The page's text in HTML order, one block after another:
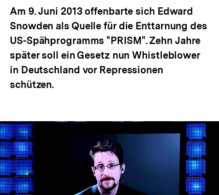
Am 9. Juni 2013 offenbarte sich Edward
Snowden als Quelle für die Enttarnung des
US-Spähprogramms "PRISM". Zehn Jahre
später soll ein Gesetz nun Whistleblower
in Deutschland vor Repressionen
schützen.